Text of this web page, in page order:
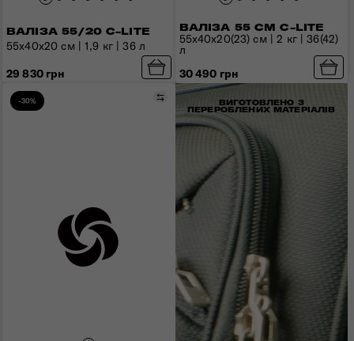
ВАЛІЗА 55/20 C-LITE
55x40x20 см | 1,9 кг | 36 л
29 830 грн
ВАЛІЗА 55 СМ C-LITE
55x40x20(23) см | 2 кг | 36(42)
л
30 490 грн
-30% Порівняти
ВИГОТОВЛЕНО З
ПЕРЕРОБЛЕНИХ МАТЕРІАЛІВ